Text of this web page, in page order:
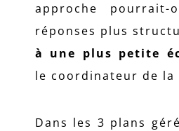
approche
réponses plus
à une plus petite
le coordinateur de la
Dans les 3 plans